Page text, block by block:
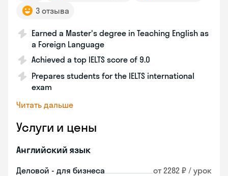
3 отзыва
Earned a Master's degree in Teaching English as
a Foreign Language
Achieved a top IELTS score of 9.0
Prepares students for the IELTS international
exam
Читать дальше
Услуги и цены
Английский язык
Деловой - для бизнеса от 2282 ₽ / урок